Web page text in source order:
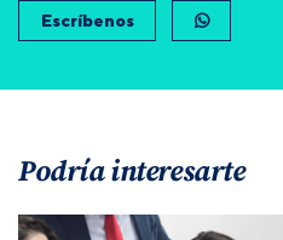
Escríbenos
Podría interesarte